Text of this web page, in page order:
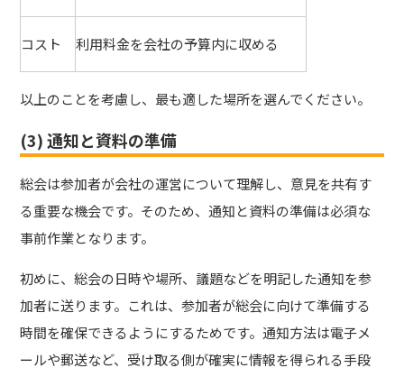
コスト 利用料金を会社の予算内に収める
以上のことを考慮し、最も適した場所を選んでください。
(3) 通知と資料の準備
総会は参加者が会社の運営について理解し、意見を共有す
る重要な機会です。そのため、通知と資料の準備は必須な
事前作業となります。
初めに、総会の日時や場所、議題などを明記した通知を参
加者に送ります。これは、参加者が総会に向けて準備する
時間を確保できるようにするためです。通知方法は電子メ
ールや郵送など、受け取る側が確実に情報を得られる手段